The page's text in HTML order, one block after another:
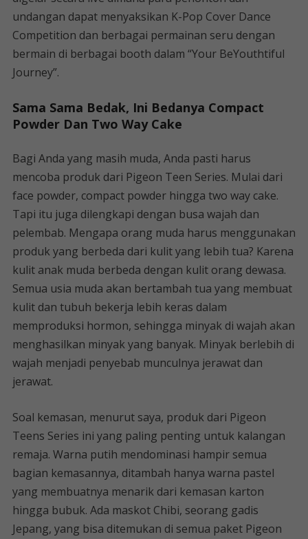
undangan dapat menyaksikan K-Pop Cover Dance
Competition dan berbagai permainan seru dengan
bermain di berbagai booth dalam “Your BeYouthtiful
Journey”.
Sama Sama Bedak, Ini Bedanya Compact
Powder Dan Two Way Cake
Bagi Anda yang masih muda, Anda pasti harus
mencoba produk dari Pigeon Teen Series. Mulai dari
face powder, compact powder hingga two way cake.
Tapi itu juga dilengkapi dengan busa wajah dan
pelembab. Mengapa orang muda harus menggunakan
produk yang berbeda dari kulit yang lebih tua? Karena
kulit anak muda berbeda dengan kulit orang dewasa.
Semua usia muda akan bertambah tua yang membuat
kulit dan tubuh bekerja lebih keras dalam
memproduksi hormon, sehingga minyak di wajah akan
menghasilkan minyak yang banyak. Minyak berlebih di
wajah menjadi penyebab munculnya jerawat dan
jerawat.
Soal kemasan, menurut saya, produk dari Pigeon
Teens Series ini yang paling penting untuk kalangan
remaja. Warna putih mendominasi hampir semua
bagian kemasannya, ditambah hanya warna pastel
yang membuatnya menarik dari kemasan karton
hingga bubuk. Ada maskot Chibi, seorang gadis
Jepang, yang bisa ditemukan di semua paket Pigeon